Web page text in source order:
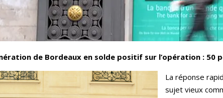
de Bordeaux en solde positif sur l’opération : 50
La réponse
sujet vieux